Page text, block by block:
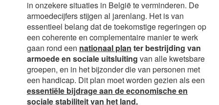
in onzekere situaties in België te verminderen. De
armoedecijfers stijgen al jarenlang. Het is van
essentieel belang dat de toekomstige regeringen op
een coherente en complementaire manier te werk
gaan rond een nationaal plan ter bestrijding van
armoede en sociale uitsluiting van alle kwetsbare
groepen, en in het bijzonder die van personen met
een handicap. Dit plan moet worden gezien als een
essentiële bijdrage aan de economische en
sociale stabiliteit van het land.